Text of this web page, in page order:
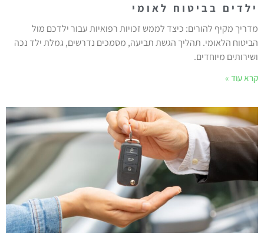
ילדים בביטוח לאומי
מדריך מקיף להורים: כיצד לממש זכויות רפואיות עבור ילדכם מול
הביטוח הלאומי. תהליך הגשת תביעה, מסמכים נדרשים, גמלת ילד נכה
ושירותים מיוחדים.
קרא עוד »